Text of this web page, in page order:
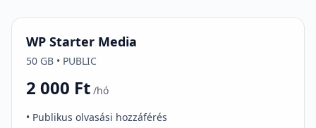
WP Starter Media
50 GB • PUBLIC
2 000 Ft /hó
• Publikus olvasási hozzáférés